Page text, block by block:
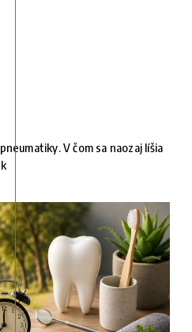
V čom sa naozaj líšia